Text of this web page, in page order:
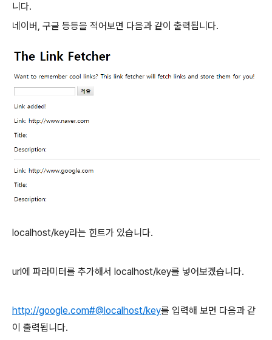
니다.
네이버, 구글 등등을 적어보면 다음과 같이 출력됩니다.
localhost/key라는 힌트가 있습니다.
url에 파라미터를 추가해서 localhost/key를 넣어보겠습니다.
http://google.com#@localhost/key를 입력해 보면 다음과 같
이 출력됩니다.